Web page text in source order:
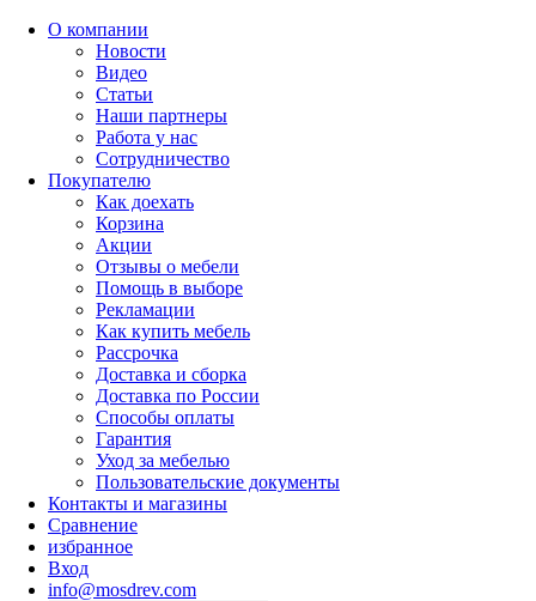
О компании
Новости
Видео
Статьи
Наши партнеры
Работа у нас
Сотрудничество
Покупателю
Как доехать
Корзина
Акции
Отзывы о мебели
Помощь в выборе
Рекламации
Как купить мебель
Рассрочка
Доставка и сборка
Доставка по России
Способы оплаты
Гарантия
Уход за мебелью
Пользовательские документы
Контакты и магазины
Сравнение
избранное
Вход
info@mosdrev.com